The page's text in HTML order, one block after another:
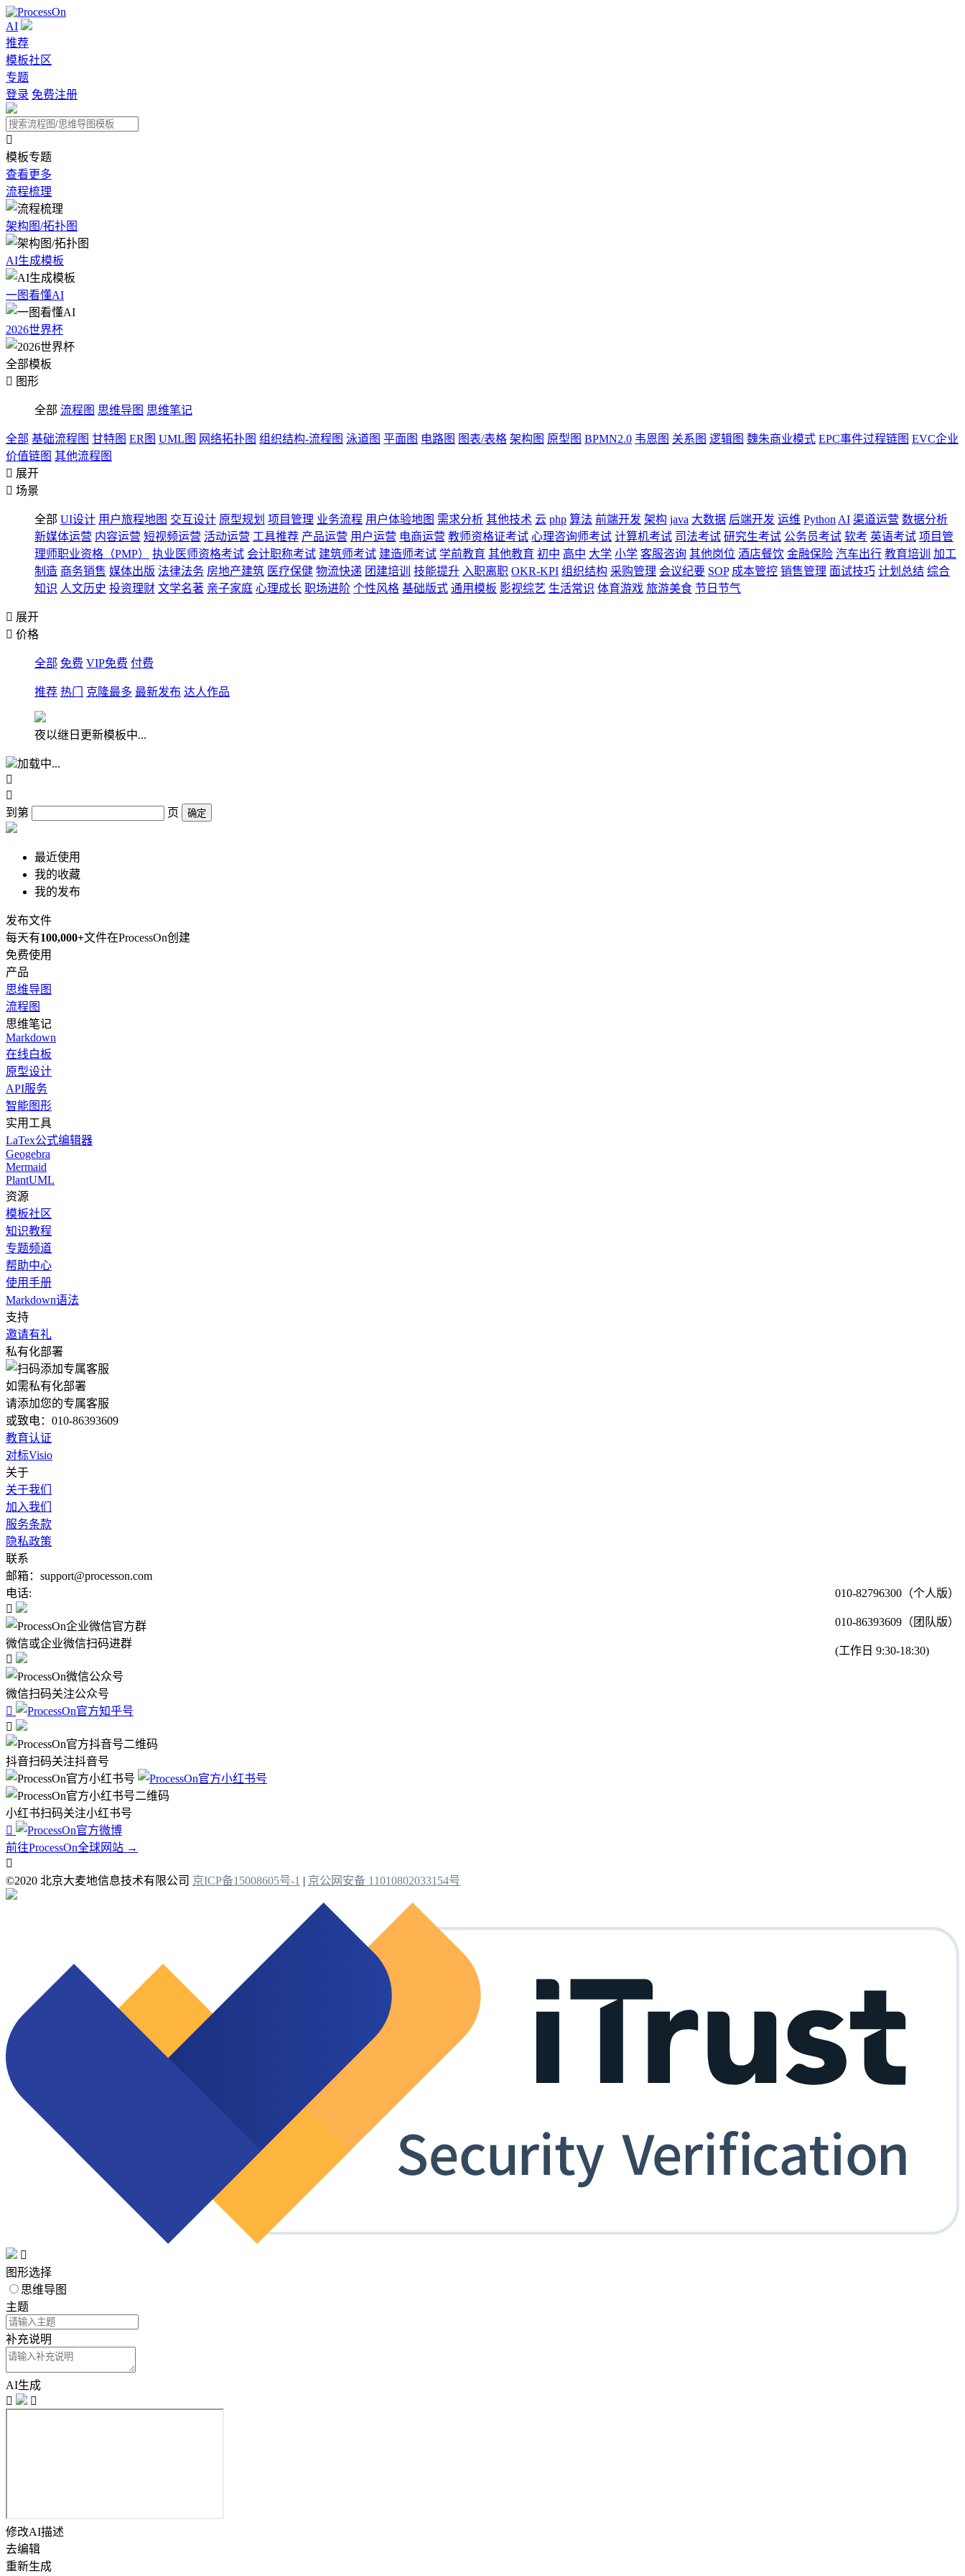
AI
推荐
模板社区
专题
登录 免费注册

模板专题
查看更多
流程梳理
架构图/拓扑图
AI生成模板
一图看懂AI
2026世界杯
全部模板
 图形
全部 流程图 思维导图 思维笔记
全部 基础流程图 甘特图 ER图 UML图 网络拓扑图 组织结构-流程图 泳道图 平面图 电路图 图表/表格 架构图 原型图 BPMN2.0 韦恩图 关系图 逻辑图 魏朱商业模式 EPC事件过程链图 EVC企业
价值链图 其他流程图
 展开
 场景
全部 UI设计 用户旅程地图 交互设计 原型规划 项目管理 业务流程 用户体验地图 需求分析 其他技术 云 php 算法 前端开发 架构 java 大数据 后端开发 运维 Python AI 渠道运营 数据分析
新媒体运营 内容运营 短视频运营 活动运营 工具推荐 产品运营 用户运营 电商运营 教师资格证考试 心理咨询师考试 计算机考试 司法考试 研究生考试 公务员考试 软考 英语考试 项目管
理师职业资格（PMP）
执业医师资格考试 会计职称考试 建筑师考试 建造师考试 学前教育 其他教育 初中 高中 大学 小学 客服咨询 其他岗位 酒店餐饮 金融保险 汽车出行 教育培训
加工
制造 商务销售 媒体出版 法律法务 房地产建筑 医疗保健 物流快递 团建培训 技能提升 入职离职 OKR-KPI 组织结构 采购管理 会议纪要 SOP 成本管控 销售管理 面试技巧 计划总结 综合
知识 人文历史 投资理财 文学名著 亲子家庭 心理成长 职场进阶 个性风格 基础版式 通用模板 影视综艺 生活常识 体育游戏 旅游美食 节日节气
 展开
 价格
全部 免费 VIP免费 付费
推荐 热门 克隆最多 最新发布 达人作品
夜以继日更新模板中...
加载中...


到第
页 确定
最近使用
我的收藏
我的发布
发布文件
每天有100,000+文件在ProcessOn创建
免费使用
产品
思维导图
流程图
思维笔记
Markdown
在线白板
原型设计
API服务
智能图形
实用工具
LaTex公式编辑器
Geogebra
Mermaid
PlantUML
资源
模板社区
知识教程
专题频道
帮助中心
使用手册
Markdown语法
支持
邀请有礼
私有化部署
如需私有化部署
请添加您的专属客服
或致电：010-86393609
教育认证
对标Visio
关于
关于我们
加入我们
服务条款
隐私政策
联系
邮箱：support@processon.com
电话:
010-82796300（个人版）
010-86393609（团队版）
(工作日 9:30-18:30)

微信或企业微信扫码进群

微信扫码关注公众号


抖音扫码关注抖音号
小红书扫码关注小红书号

前往ProcessOn全球网站 →

©2020 北京大麦地信息技术有限公司 京ICP备15008605号-1 | 京公网安备 11010802033154号

图形选择
思维导图
主题
补充说明
AI生成


修改AI描述
去编辑
重新生成